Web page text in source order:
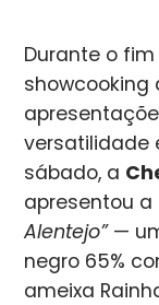
Durante o
showcooking
versatilidade
sábado, a
apresentou
Alentejo”—
negro 65%
ameixa